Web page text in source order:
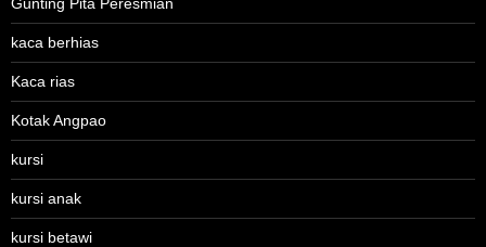
kaca berhias
Kaca rias
Kotak Angpao
kursi
kursi anak
kursi betawi